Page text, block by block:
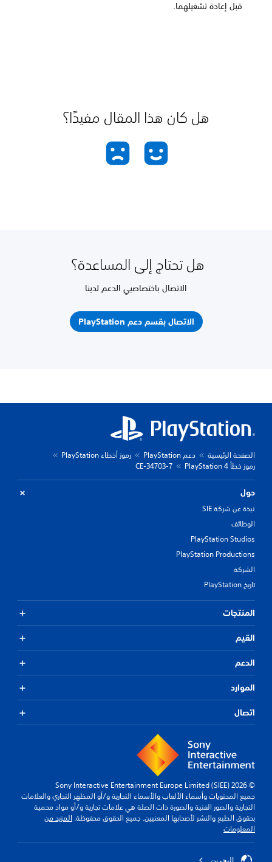
قبل إعادة تشغيلهما.
هل كان هذا المقال مفيدًا؟
هل تحتاج إلى المساعدة؟
الاتصال باختصاصيي الدعم لدينا
الاتصال بقسم دعم PlayStation
الصفحة الرئيسية دعم PlayStation
رموز أخطاء PlayStation
رموز خطأ PlayStation 4
CE-34703-7
حول
نبذة عن شركة SIE
الوظائف
PlayStation Studios
PlayStation Productions
الشركة
تاريخ PlayStation
المنتجات
القيم
الدعم
الموارد
اتصال
© 2026 Sony Interactive Entertainment Europe Limited (SIEE)
جميع المحتويات وأسماء الألعاب والأسماء التجارية و/أو المظهر التجاري والعلامات
التجارية والصور الفنية والصورة ذات الصلة هي علامات تجارية و/أو مواد محمية
بحقوق الطبع والنشر لأصحابها المعنيين. جميع الحقوق محفوظة. المزيد من
المعلومات
البحرين